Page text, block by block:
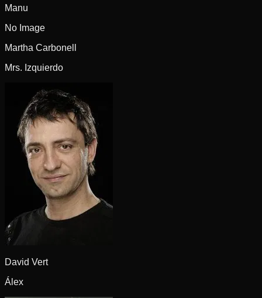
Manu
No Image
Martha Carbonell
Mrs. Izquierdo
David Vert
Álex